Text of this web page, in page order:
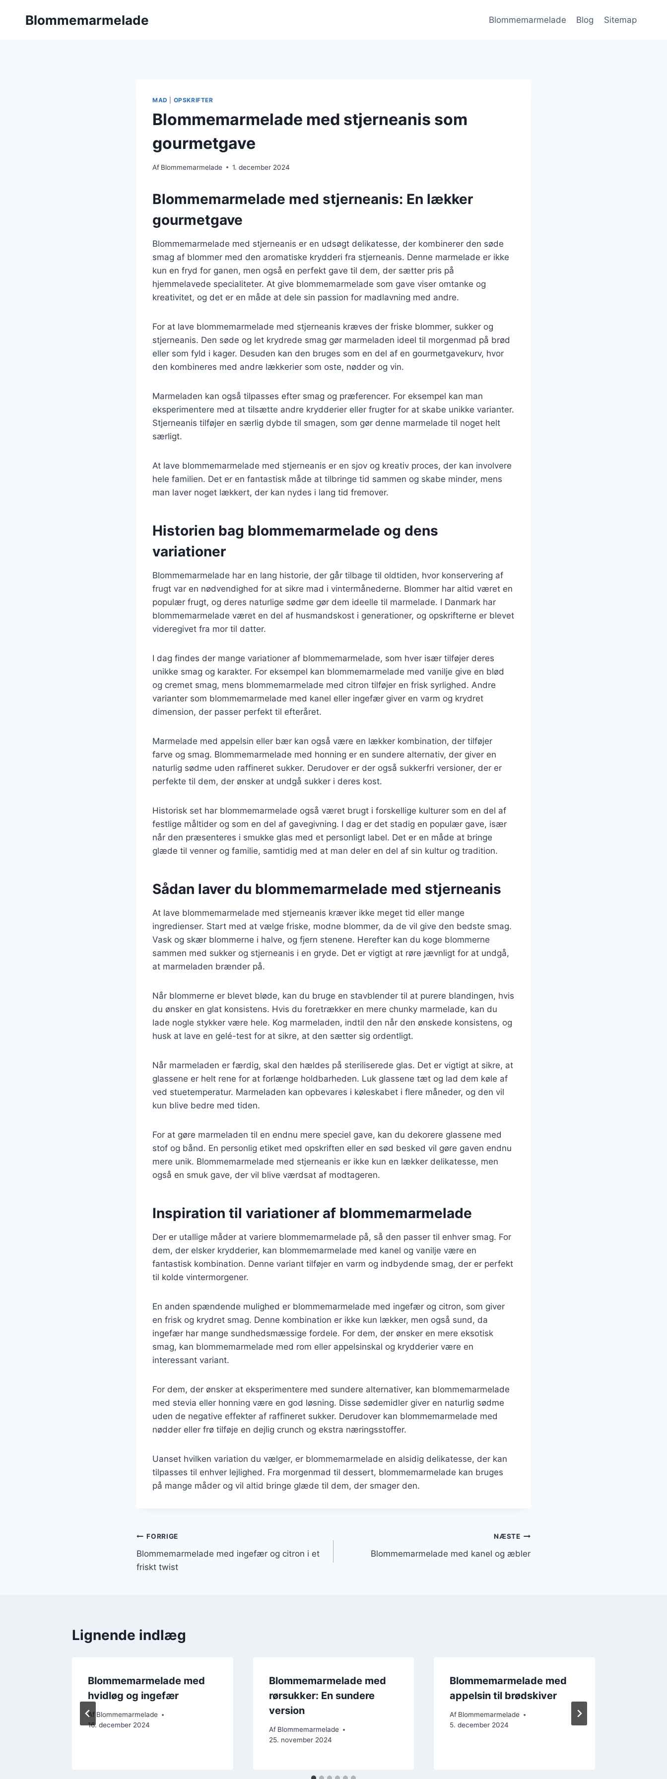
Blommemarmelade Blommemarmelade Blog Sitemap
MAD OPSKRIFTER
Blommemarmelade med stjerneanis som
gourmetgave
Af Blommemarmelade 1. december 2024
Blommemarmelade med stjerneanis: En lækker
gourmetgave
Blommemarmelade med stjerneanis er en udsøgt delikatesse, der kombinerer den søde
smag af blommer med den aromatiske krydderi fra stjerneanis. Denne marmelade er ikke
kun en fryd for ganen, men også en perfekt gave til dem, der sætter pris på
hjemmelavede specialiteter. At give blommemarmelade som gave viser omtanke og
kreativitet, og det er en måde at dele sin passion for madlavning med andre.
For at lave blommemarmelade med stjerneanis kræves der friske blommer, sukker og
stjerneanis. Den søde og let krydrede smag gør marmeladen ideel til morgenmad på brød
eller som fyld i kager. Desuden kan den bruges som en del af en gourmetgavekurv, hvor
den kombineres med andre lækkerier som oste, nødder og vin.
Marmeladen kan også tilpasses efter smag og præferencer. For eksempel kan man
eksperimentere med at tilsætte andre krydderier eller frugter for at skabe unikke varianter.
Stjerneanis tilføjer en særlig dybde til smagen, som gør denne marmelade til noget helt
særligt.
At lave blommemarmelade med stjerneanis er en sjov og kreativ proces, der kan involvere
hele familien. Det er en fantastisk måde at tilbringe tid sammen og skabe minder, mens
man laver noget lækkert, der kan nydes i lang tid fremover.
Historien bag blommemarmelade og dens
variationer
Blommemarmelade har en lang historie, der går tilbage til oldtiden, hvor konservering af
frugt var en nødvendighed for at sikre mad i vintermånederne. Blommer har altid været en
populær frugt, og deres naturlige sødme gør dem ideelle til marmelade. I Danmark har
blommemarmelade været en del af husmandskost i generationer, og opskrifterne er blevet
videregivet fra mor til datter.
I dag findes der mange variationer af blommemarmelade, som hver især tilføjer deres
unikke smag og karakter. For eksempel kan blommemarmelade med vanilje give en blød
og cremet smag, mens blommemarmelade med citron tilføjer en frisk syrlighed. Andre
varianter som blommemarmelade med kanel eller ingefær giver en varm og krydret
dimension, der passer perfekt til efteråret.
Marmelade med appelsin eller bær kan også være en lækker kombination, der tilføjer
farve og smag. Blommemarmelade med honning er en sundere alternativ, der giver en
naturlig sødme uden raffineret sukker. Derudover er der også sukkerfri versioner, der er
perfekte til dem, der ønsker at undgå sukker i deres kost.
Historisk set har blommemarmelade også været brugt i forskellige kulturer som en del af
festlige måltider og som en del af gavegivning. I dag er det stadig en populær gave, især
når den præsenteres i smukke glas med et personligt label. Det er en måde at bringe
glæde til venner og familie, samtidig med at man deler en del af sin kultur og tradition.
Sådan laver du blommemarmelade med stjerneanis
At lave blommemarmelade med stjerneanis kræver ikke meget tid eller mange
ingredienser. Start med at vælge friske, modne blommer, da de vil give den bedste smag.
Vask og skær blommerne i halve, og fjern stenene. Herefter kan du koge blommerne
sammen med sukker og stjerneanis i en gryde. Det er vigtigt at røre jævnligt for at undgå,
at marmeladen brænder på.
Når blommerne er blevet bløde, kan du bruge en stavblender til at purere blandingen, hvis
du ønsker en glat konsistens. Hvis du foretrækker en mere chunky marmelade, kan du
lade nogle stykker være hele. Kog marmeladen, indtil den når den ønskede konsistens, og
husk at lave en gelé-test for at sikre, at den sætter sig ordentligt.
Når marmeladen er færdig, skal den hældes på steriliserede glas. Det er vigtigt at sikre, at
glassene er helt rene for at forlænge holdbarheden. Luk glassene tæt og lad dem køle af
ved stuetemperatur. Marmeladen kan opbevares i køleskabet i flere måneder, og den vil
kun blive bedre med tiden.
For at gøre marmeladen til en endnu mere speciel gave, kan du dekorere glassene med
stof og bånd. En personlig etiket med opskriften eller en sød besked vil gøre gaven endnu
mere unik. Blommemarmelade med stjerneanis er ikke kun en lækker delikatesse, men
også en smuk gave, der vil blive værdsat af modtageren.
Inspiration til variationer af blommemarmelade
Der er utallige måder at variere blommemarmelade på, så den passer til enhver smag. For
dem, der elsker krydderier, kan blommemarmelade med kanel og vanilje være en
fantastisk kombination. Denne variant tilføjer en varm og indbydende smag, der er perfekt
til kolde vintermorgener.
En anden spændende mulighed er blommemarmelade med ingefær og citron, som giver
en frisk og krydret smag. Denne kombination er ikke kun lækker, men også sund, da
ingefær har mange sundhedsmæssige fordele. For dem, der ønsker en mere eksotisk
smag, kan blommemarmelade med rom eller appelsinskal og krydderier være en
interessant variant.
For dem, der ønsker at eksperimentere med sundere alternativer, kan blommemarmelade
med stevia eller honning være en god løsning. Disse sødemidler giver en naturlig sødme
uden de negative effekter af raffineret sukker. Derudover kan blommemarmelade med
nødder eller frø tilføje en dejlig crunch og ekstra næringsstoffer.
Uanset hvilken variation du vælger, er blommemarmelade en alsidig delikatesse, der kan
tilpasses til enhver lejlighed. Fra morgenmad til dessert, blommemarmelade kan bruges
på mange måder og vil altid bringe glæde til dem, der smager den.
Indlægsnavigation
FORRIGE
Blommemarmelade med ingefær og citron i et
friskt twist
NÆSTE
Blommemarmelade med kanel og æbler
Lignende indlæg
Blommemarmelade med
hvidløg og ingefær
Af Blommemarmelade
16. december 2024
Blommemarmelade med
rørsukker: En sundere
version
Af Blommemarmelade
25. november 2024
Blommemarmelade med
appelsin til brødskiver
Af Blommemarmelade
5. december 2024